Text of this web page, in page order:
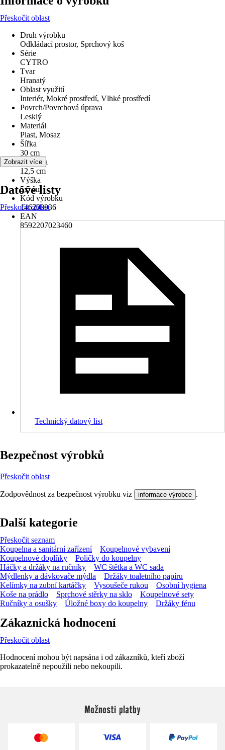
Přeskočit oblast
Druh výrobku
Odkládací prostor, Sprchový koš
Série
CYTRO
Tvar
Hranatý
Oblast využití
Interiér, Mokré prostředí, Vlhké prostředí
Povrch/Povrchová úprava
Lesklý
Materiál
Plast, Mosaz
Šířka
30 cm
Hloubka
12,5 cm
Výška
5,5 cm
Kód výrobku
146208036
EAN
8592207023460
Zobrazit více
Datové listy
Přeskočit oblast
Technický datový list
Bezpečnost výrobků
Přeskočit oblast
Zodpovědnost za bezpečnost výrobku viz informace výrobce .
Další kategorie
Přeskočit seznam
Koupelna a sanitární zařízení
Koupelnové vybavení
Koupelnové doplňky
Poličky do koupelny
Háčky a držáky na ručníky
WC štětka a WC sada
Mýdlenky a dávkovače mýdla
Držáky toaletního papíru
Kelímky na zubní kartáčky
Vysoušeče rukou
Osobní hygiena
Koše na prádlo
Sprchové stěrky na sklo
Koupelnové sety
Ručníky a osušky
Úložné boxy do koupelny Držáky fénu
Zákaznická hodnocení
Přeskočit oblast
Hodnocení mohou být napsána i od zákazníků, kteří zboží
prokazatelně nepoužili nebo nekoupili.
Možnosti platby